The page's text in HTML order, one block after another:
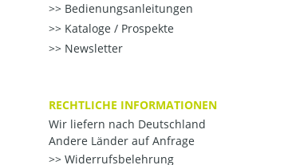
Bedienungsanleitungen
Kataloge / Prospekte
Newsletter
RECHTLICHE INFORMATIONEN
Wir liefern nach Deutschland
Andere Länder auf Anfrage
Widerrufsbelehrung